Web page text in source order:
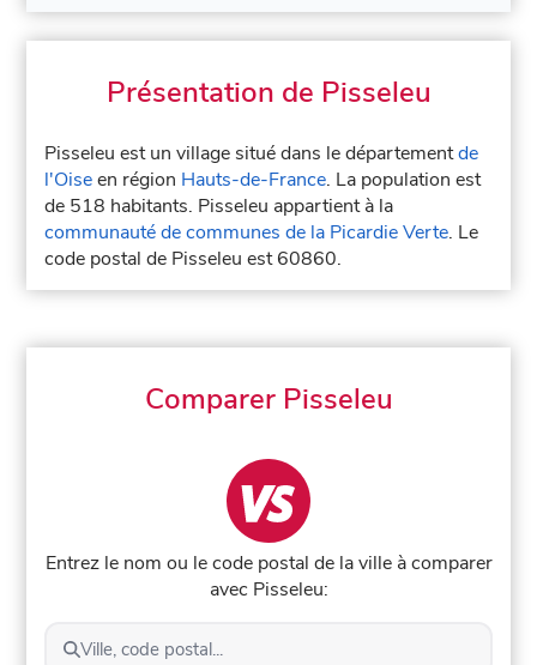
Présentation de Pisseleu
Pisseleu est un village situé dans le départementde
l'Oiseen région Hauts-de-France. La population est
de 518 habitants. Pisseleu appartient à la
communauté de communes de la Picardie Verte. Le
code postal de Pisseleu est 60860.
Comparer Pisseleu
Entrez le nom ou le code postal de la ville à comparer
avec Pisseleu:
Ville, code postal...